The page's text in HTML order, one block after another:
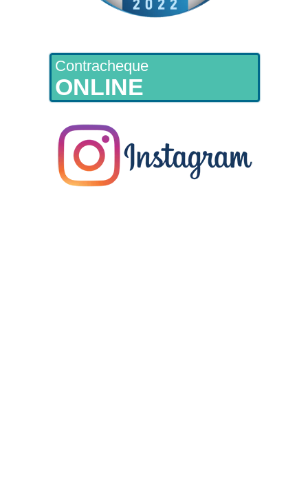
Contracheque
ONLINE